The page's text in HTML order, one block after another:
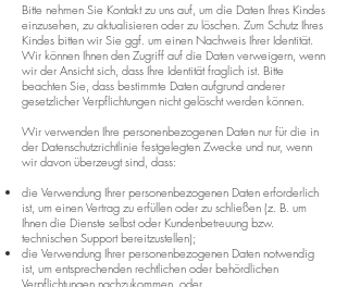
Bitte nehmen Sie Kontakt zu uns auf, um die Daten Ihres Kindes
einzusehen, zu aktualisieren oder zu löschen. Zum Schutz Ihres
Kindes bitten wir Sie ggf. um einen Nachweis Ihrer Identität.
Wir können Ihnen den Zugriff auf die Daten verweigern, wenn
wir der Ansicht sich, dass Ihre Identität fraglich ist. Bitte
beachten Sie, dass bestimmte Daten aufgrund anderer
gesetzlicher Verpflichtungen nicht gelöscht werden können.
Wir verwenden Ihre personenbezogenen Daten nur für die in
der Datenschutzrichtlinie festgelegten Zwecke und nur, wenn
wir davon überzeugt sind, dass:
die Verwendung Ihrer personenbezogenen Daten erforderlich
ist, um einen Vertrag zu erfüllen oder zu schließen (z. B. um
Ihnen die Dienste selbst oder Kundenbetreuung bzw.
technischen Support bereitzustellen);
die Verwendung Ihrer personenbezogenen Daten notwendig
ist, um entsprechenden rechtlichen oder behördlichen
Verpflichtungen nachzukommen, oder